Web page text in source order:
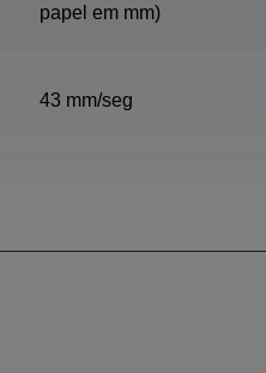
papel em mm)
43 mm/seg